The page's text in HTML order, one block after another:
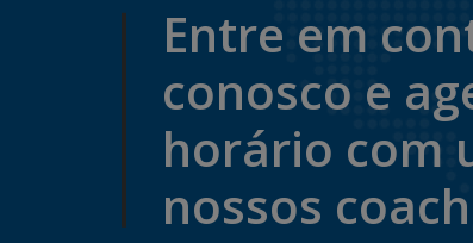
Entre em
conosco e
horário com
nossos